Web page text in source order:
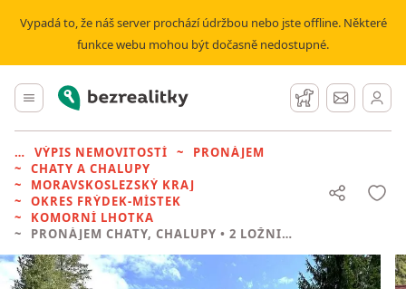
Vypadá to, že náš server prochází údržbou nebo jste offline. Některé
funkce webu mohou být dočasně nedostupné.
Hlavní menu
Bezrealitky Hlídací pes
Zprávy
VÝPIS NEMOVITOSTÍ
PRONÁJEM
CHATY A CHALUPY
MORAVSKOSLEZSKÝ KRAJ
OKRES FRÝDEK-MÍSTEK
KOMORNÍ LHOTKA
PRONÁJEM CHATY, CHALUPY • 2 LOŽNICE BEZ REALITKY